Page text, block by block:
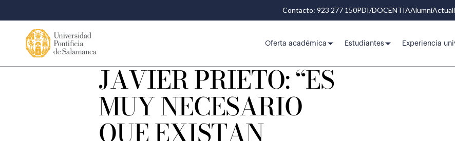
Contacto: 923 277 150PDI/DOCENTIAAlumni
Oferta académica Estudiantes Experiencia
JAVIER PRIETO: “ES
MUY NECESARIO
QUE EXISTAN